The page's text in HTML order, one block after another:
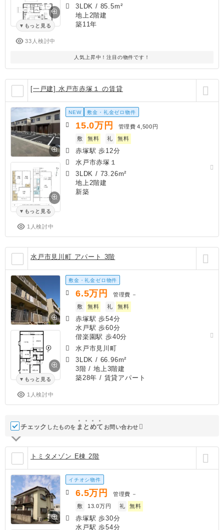
もっと見る
33人検討中
3LDK / 85.5m²
地上2階建
築11年
人気上昇中！注目の物件です！
[一戸建] 水戸市赤塚１ の賃貸
もっと見る
1人検討中
NEW 敷金・礼金ゼロ物件
15.0万円 管理費 4,500円
敷
無料 礼 無料
赤塚駅 歩12分
水戸市赤塚１
3LDK / 73.26m²
地上2階建
新築
水戸市見川町 アパート 3階
もっと見る
1人検討中
敷金・礼金ゼロ物件
6.5万円 管理費 －
敷
無料 礼 無料
赤塚駅 歩54分
水戸駅 歩60分
偕楽園駅 歩40分
水戸市見川町
3LDK / 66.96m²
3階 / 地上3階建
築28年 / 賃貸アパート
チェック したものを ま と めて お問い合わせ
トミタメゾン E棟 2階
イチオシ物件
6.5万円 管理費 －
敷
13.0万円 礼 無料
赤塚駅 歩30分
水戸駅 歩54分